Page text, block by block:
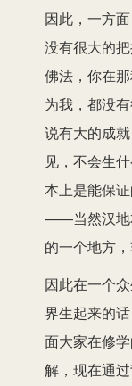
因此，一方
没有很大的
佛法，你在
为我，都没
说有大的成
见，不会生
本上是能保
——当然汉地
的一个地方，
因此在一个
界生起来的
面大家在修
解，现在通